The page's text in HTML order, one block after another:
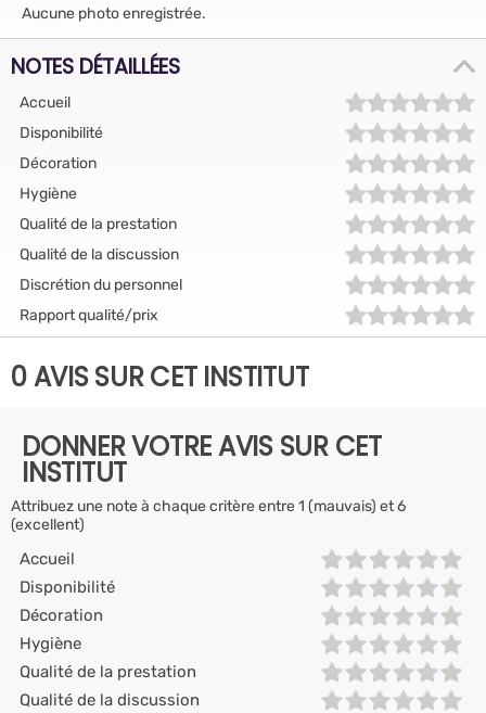
Aucune photo enregistrée.
NOTES DÉTAILLÉES
Accueil
Disponibilité
Décoration
Hygiène
Qualité de la prestation
Qualité de la discussion
Discrétion du personnel
Rapport qualité/prix
0 AVIS SUR CET INSTITUT
DONNER VOTRE AVIS SUR CET
INSTITUT
Attribuez une note à chaque critère entre 1 (mauvais) et 6
(excellent)
Accueil
Disponibilité
Décoration
Hygiène
Qualité de la prestation
Qualité de la discussion